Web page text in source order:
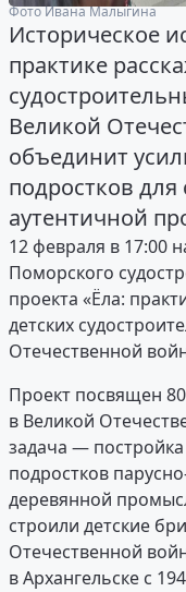
Фото Ивана Малыгина
Историческое
практике
Великой
объединит
подростков для
аутентичной
12 февраля в 17:00
Поморского
проекта «Ёла:
детских
Отечественной
Проект посвящен
в Великой
задача —
подростков
деревянной
строили детские
Отечественной
в Архангельске с